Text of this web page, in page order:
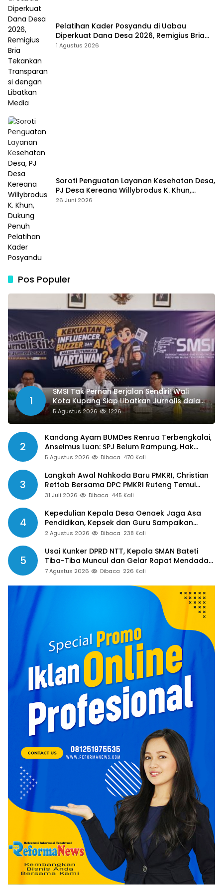
Pelatihan Kader Posyandu di Uabau
Diperkuat Dana Desa 2026, Remigius Bria
Tekankan Transparansi dengan Libatkan
1 Agustus 2026
Soroti Penguatan Layanan Kesehatan Desa,
PJ Desa Kereana Willybrodus K. Khun,
Dukung Penuh Pelatihan Kader Posyandu
26 Juni 2026
Pos Populer
1
SMSI Tak Pernah Berjalan Sendiri! Wali
Kota Kupang Siap Libatkan Jurnalis dalam
Publikasi Program Pemkot
5 Agustus 2026 1226
2
Kandang Ayam BUMDes Renrua Terbengkalai,
Anselmus Luan: SPJ Belum Rampung, Hak
Aparat Desa Sejak Januari Belum Dibayar
5 Agustus 2026 Dibaca 470 Kali
3
Langkah Awal Nahkoda Baru PMKRI, Christian
Rettob Bersama DPC PMKRI Ruteng Temui
Bupati Manggarai Perkuat Kolaborasi Masa
31 Juli 2026 Dibaca 445 Kali
4
Kepedulian Kepala Desa Oenaek Jaga Asa
Pendidikan, Kepsek dan Guru Sampaikan
Apresiasi
2 Agustus 2026 Dibaca 238 Kali
5
Usai Kunker DPRD NTT, Kepala SMAN Bateti
Tiba-Tiba Muncul dan Gelar Rapat Mendadak,
Guru Pertanyakan Hak 15 Persen yang Belum
7 Agustus 2026 Dibaca 226 Kali